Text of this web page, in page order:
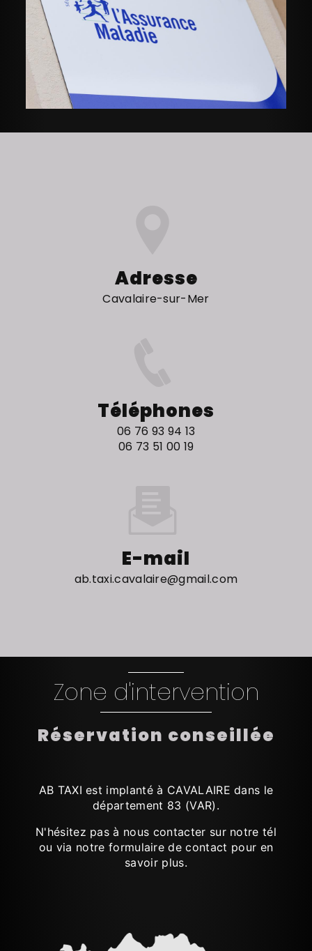
Adresse
Cavalaire-sur-Mer
Téléphones
06 76 93 94 13
06 73 51 00 19
E-mail
ab.taxi.cavalaire@gmail.com
Zone d'intervention
Réservation conseillée
AB TAXI est implanté à CAVALAIRE dans le
département 83 (VAR).
N'hésitez pas à nous contacter sur notre tél
ou via notre formulaire de contact pour en
savoir plus.